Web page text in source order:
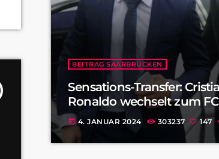
BEITRAG SAARBRÜCKEN
Sensations-Transfer:
Ronaldo wechselt zum
today 4. JANUAR 2024 303237 147